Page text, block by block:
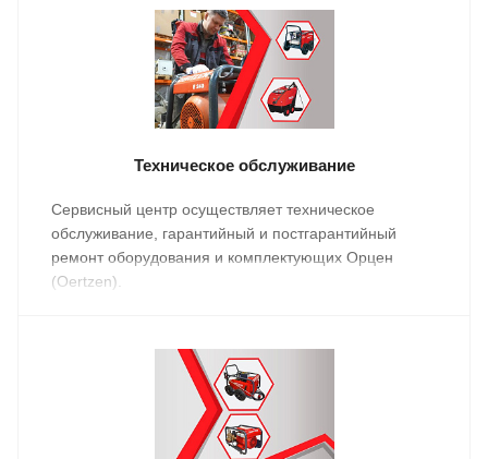
Техническое обслуживание
Сервисный центр осуществляет техническое
обслуживание, гарантийный и постгарантийный
ремонт оборудования и комплектующих Орцен
(Oertzen).